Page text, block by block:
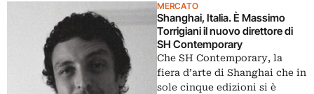
MERCATO
Shanghai, Italia. È Massimo
Torrigiani il nuovo direttore di
SH Contemporary
Che SH Contemporary, la
fiera d’arte di Shanghai che in
sole cinque edizioni si è